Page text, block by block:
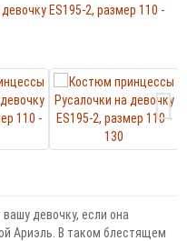
девочку, если она
Ариэль. В таком блестящем